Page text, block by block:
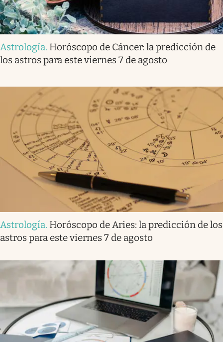
Astrología. Horóscopo de Cáncer: la predicción de
los astros para este viernes 7 de agosto
Astrología. Horóscopo de Aries: la predicción de los
astros para este viernes 7 de agosto